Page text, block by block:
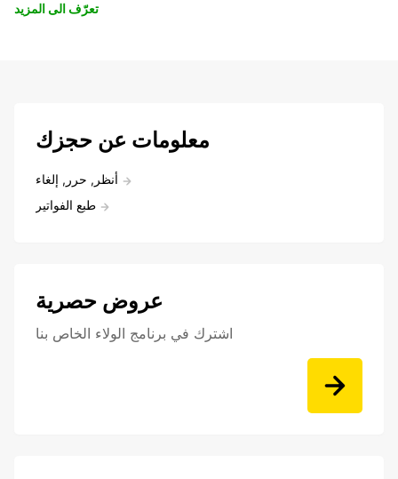
تعرّف الى المزيد
معلومات عن حجزك
أنظر, حرر, إلغاء
طبع الفواتير
عروض حصرية
اشترك في برنامج الولاء الخاص بنا